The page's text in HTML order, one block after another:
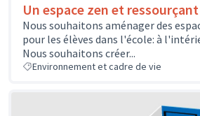
Un espace zen et
Nous souhaitons aménager des
pour les élèves dans l'école: à
Nous souhaitons créer...
Environnement et cadre de vie